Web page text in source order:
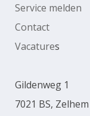
Service melden
Contact
Vacatures
Gildenweg 1
7021 BS, Zelhem